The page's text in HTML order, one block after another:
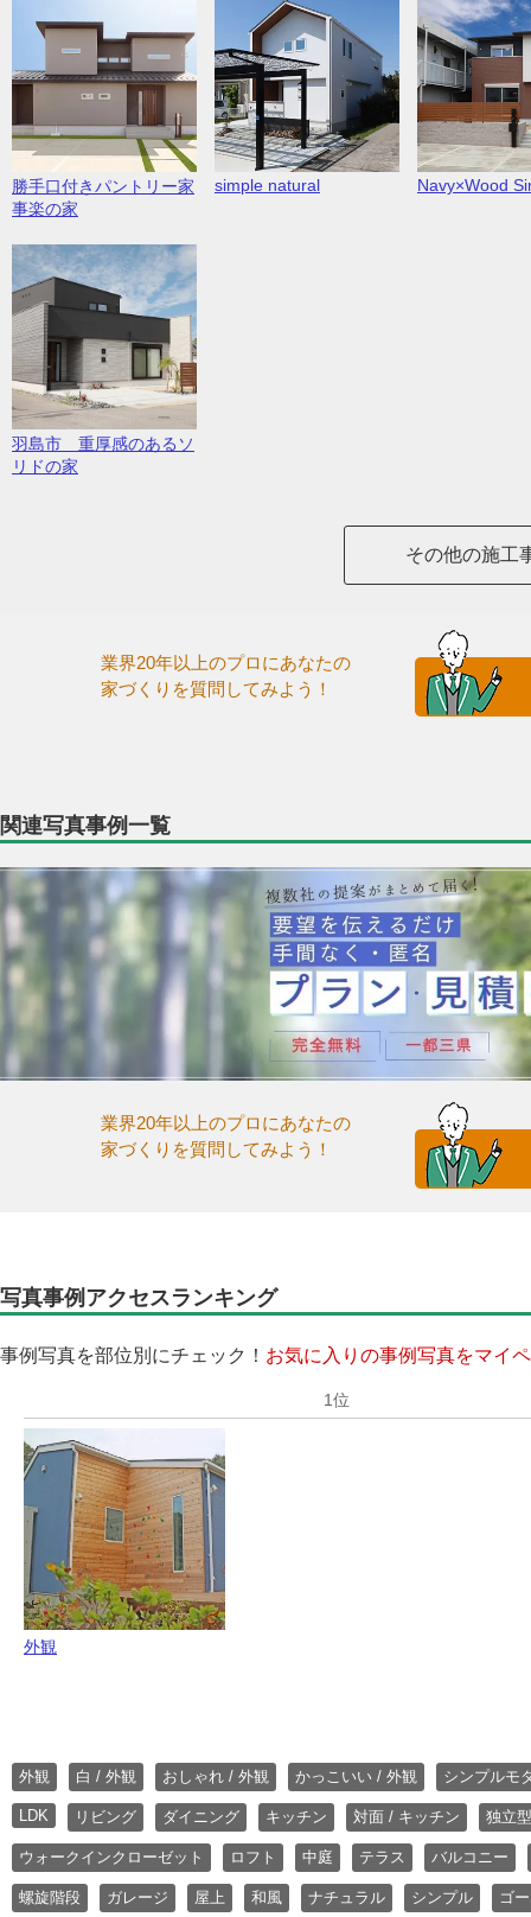
勝手口付きパントリー家
事楽の家
simple natural Navy×Wood
羽島市 重厚感のあるソ
リドの家
その他の施工
業界20年以上のプロにあなたの
家づくりを質問してみよう！
関連写真事例一覧
業界20年以上のプロにあなたの
家づくりを質問してみよう！
写真事例アクセスランキング
事例写真を部位別にチェック！ お気に入りの事例写真をマイ
外観
外観 白 / 外観 おしゃれ / 外観 かっこいい / 外観 シンプルモ
LDK リビング ダイニング キッチン 対面 / キッチン 独立
ウォークインクローゼット ロフト 中庭 テラス バルコニー
螺旋階段 ガレージ 屋上 和風 ナチュラル シンプル ゴ